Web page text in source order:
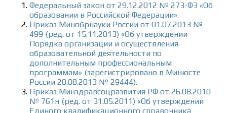
Федеральный закон от 29.12.2012 № 273-ФЗ «Об
образовании в Российской Федерации».
Приказ Минобрнауки России от 01.07.2013 №
499 (ред. от 15.11.2013) «Об утверждении
Порядка организации и осуществления
образовательной деятельности по
дополнительным профессиональным
программам» (зарегистрировано в Минюсте
России 20.08.2013 № 29444).
Приказ Минздравсоцразвития РФ от 26.08.2010
№ 761н (ред. от 31.05.2011) «Об утверждении
Единого квалификационного справочника